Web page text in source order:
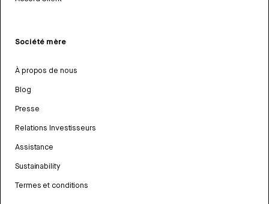
Société mère
À propos de nous
Blog
Presse
Relations Investisseurs
Assistance
Sustainability
Termes et conditions